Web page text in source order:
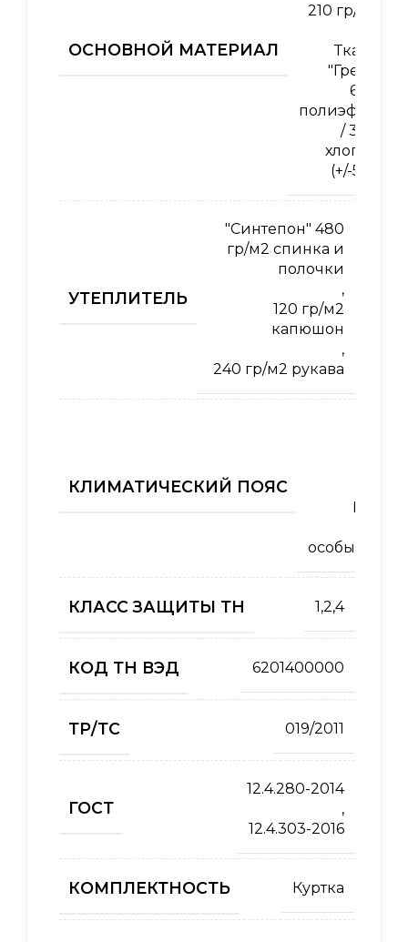
ОСНОВНОЙ МАТЕРИАЛ
210 гр/м2
Ткань
"Грета"
65%
полиэфир
/ 35%
хлопок
(+/-5%)
УТЕПЛИТЕЛЬ
"Синтепон" 480
гр/м2 спинка и
полочки
,
120 гр/м2
капюшон
,
240 гр/м2 рукава
КЛИМАТИЧЕСКИЙ ПОЯС
III
особый
КЛАСС ЗАЩИТЫ ТН 1,2,4
КОД ТН ВЭД 6201400000
ТР/ТС 019/2011
ГОСТ
12.4.280-2014
,
12.4.303-2016
КОМПЛЕКТНОСТЬ Куртка